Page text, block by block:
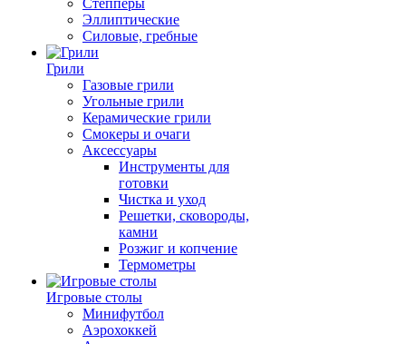
Степперы
Эллиптические
Силовые, гребные
Грили
Газовые грили
Угольные грили
Керамические грили
Смокеры и очаги
Аксессуары
Инструменты для
готовки
Чистка и уход
Решетки, сковороды,
камни
Розжиг и копчение
Термометры
Игровые столы
Минифутбол
Аэрохоккей